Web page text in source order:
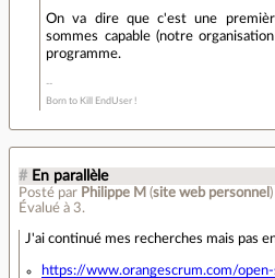
On va dire que c'est une
sommes capable (notre
programme.
Born to Kill EndUser !
# En parallèle
Posté par Philippe M (site web personnel )
Évalué à 3.
J'ai continué mes recherches mais pas
https://www.orangescrum.com/